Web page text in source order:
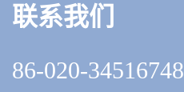
联系我们
86-020-34516748